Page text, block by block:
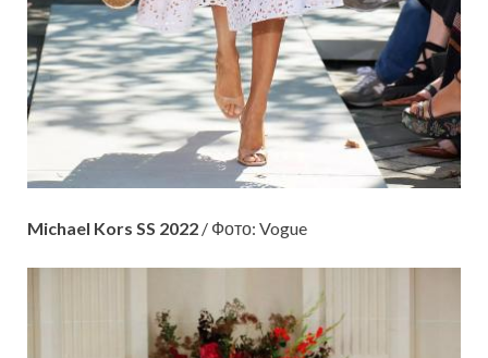
Michael Kors SS 2022 / Фото: Vogue